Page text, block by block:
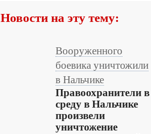
Новости на эту тему:
Вооруженного
боевика уничтожили
в Нальчике
Правоохранители в
среду в Нальчике
произвели
уничтожение